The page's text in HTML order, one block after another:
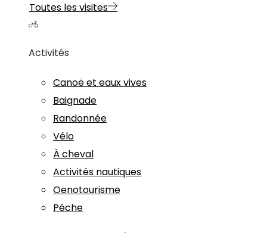
Toutes les visites
Activités
Canoë et eaux vives
Baignade
Randonnée
Vélo
À cheval
Activités nautiques
Oenotourisme
Pêche